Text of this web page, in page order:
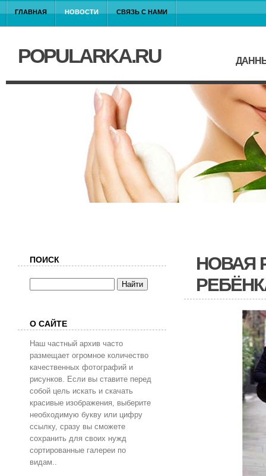
ГЛАВНАЯ НОВОСТИ СВЯЗЬ С НАМИ
POPULARKA.RU
НОВАЯ
ПОИСК
О САЙТЕ
Наш частный архив часто
размещает огромное количество
качественных фотографий и
рисунков. Если вы ставите перед
собой цель искать и скачать
красивые изображения, выберите
необходимую букву или цифру
ссылку, сразу вы сможете
сохранить для своих нужд
сортированные галереи по
видам..